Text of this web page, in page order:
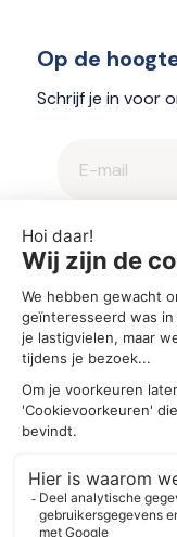
Op de
Schrijf je in voor
2025 © Aegis
Cookie-instellingen